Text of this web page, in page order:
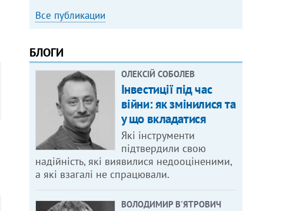
Все публикации
БЛОГИ
ОЛЕКСІЙ СОБОЛЕВ
Інвестиції під час
війни: як змінилися та
у що вкладатися
Які інструменти
підтвердили свою
надійність, які виявилися недооціненими,
а які взагалі не спрацювали.
ВОЛОДИМИР В'ЯТРОВИЧ